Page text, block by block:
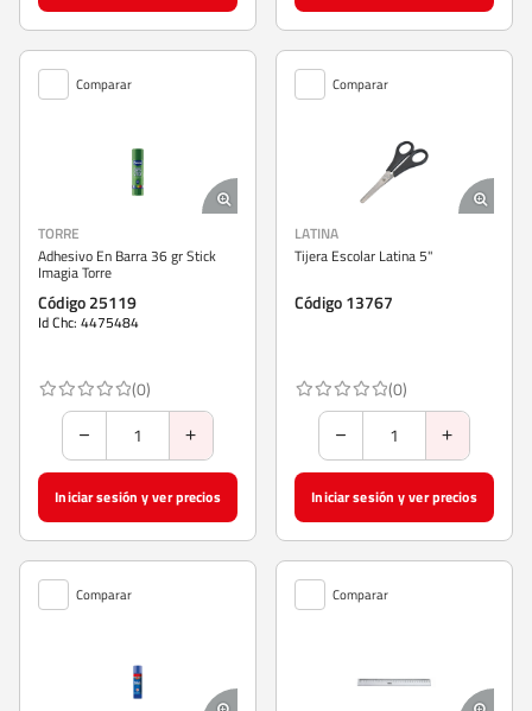
Comparar
TORRE
Adhesivo En Barra 36 gr Stick
Imagia Torre
Código 25119
Id Chc: 4475484
(0)
Iniciar sesión y ver precios
Comparar
LATINA
Tijera Escolar Latina 5"
Código 13767
(0)
Iniciar sesión y ver precios
Comparar Comparar